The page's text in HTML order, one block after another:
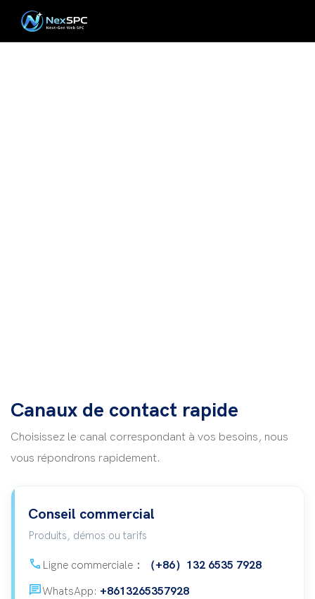
Canaux de contact rapide
Choisissez le canal correspondant à vos besoins, nous
vous répondrons rapidement.
Conseil commercial
Produits, démos ou tarifs
call Ligne commerciale： （+86）132 6535 7928
ChatWhatsApp: +8613265357928